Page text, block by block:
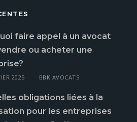
faire appel à un avocat
ou acheter une
2025 BBK AVOCATS
obligations liées à la
pour les entreprises